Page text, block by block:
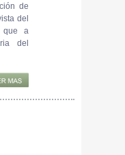
de
del
que a
del